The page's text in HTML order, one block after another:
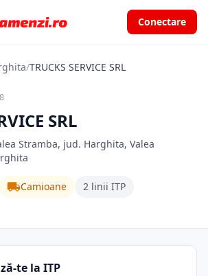
Conectare
/TRUCKS SERVICE SRL
SRL
Stramba, jud. Harghita, Valea
Camioane 2 linii ITP
te la ITP